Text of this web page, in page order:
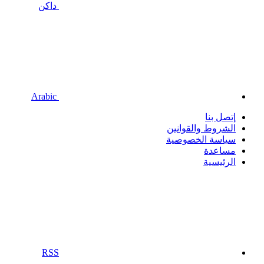
داكن
إتصل بنا
الشروط والقوانين
سياسة الخصوصية
مساعدة
الرئيسية
RSS